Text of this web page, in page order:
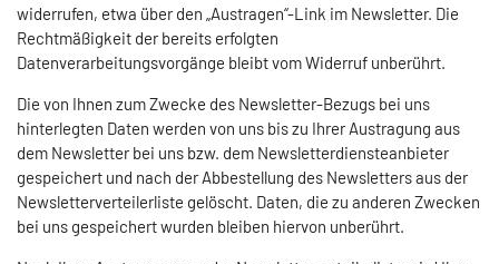
widerrufen, etwa über den „Austragen“-Link im Newsletter. Die
Rechtmäßigkeit der bereits erfolgten
Datenverarbeitungsvorgänge bleibt vom Widerruf unberührt.
Die von Ihnen zum Zwecke des Newsletter-Bezugs bei uns
hinterlegten Daten werden von uns bis zu Ihrer Austragung aus
dem Newsletter bei uns bzw. dem Newsletterdiensteanbieter
gespeichert und nach der Abbestellung des Newsletters aus der
Newsletterverteilerliste gelöscht. Daten, die zu anderen Zwecken
bei uns gespeichert wurden bleiben hiervon unberührt.